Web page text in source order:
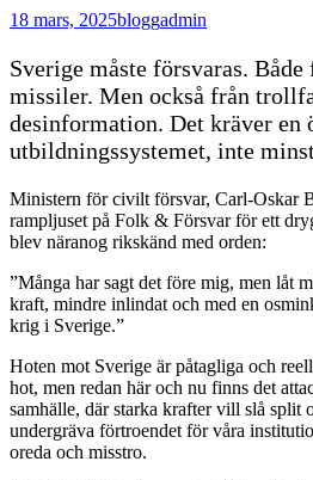
18 mars, 2025bloggadmin
Sverige måste försvaras.
missiler. Men också från
desinformation. Det kräver en
utbildningssystemet, inte
Ministern för civilt försvar, Carl-Oskar
rampljuset på Folk & Försvar för ett
blev näranog rikskänd med orden:
”Många har sagt det före mig, men låt
kraft, mindre inlindat och med en
krig i Sverige.”
Hoten mot Sverige är påtagliga och
hot, men redan här och nu finns det
samhälle, där starka krafter vill slå split
undergräva förtroendet för våra
oreda och misstro.